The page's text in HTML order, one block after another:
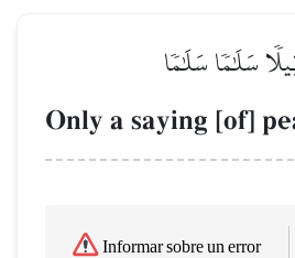
سَلَٰمٗا سَلَٰمٗا
Only a saying [of]
Informar sobre un error